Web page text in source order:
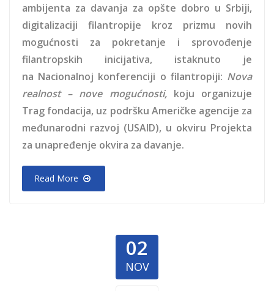
ambijenta za davanja za opšte dobro u Srbiji,
digitalizaciji filantropije kroz prizmu novih
mogućnosti za pokretanje i sprovođenje
filantropskih inicijativa, istaknuto je
na Nacionalnoj konferenciji o filantropiji: Nova
realnost – nove mogućnosti,koju organizuje
Trag fondacija, uz podršku Američke agencije za
međunarodni razvoj (USAID), u okviru Projekta
za unapređenje okvira za davanje.
Read More
02
NOV